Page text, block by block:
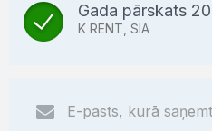
Gada pārskats
K RENT, SIA